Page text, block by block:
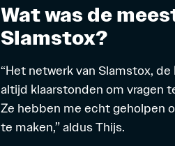
Wat was de
Slamstox?
“Het netwerk van Slamstox,
altijd klaarstonden om vragen
Ze hebben me echt geholpen
te maken,” aldus Thijs.